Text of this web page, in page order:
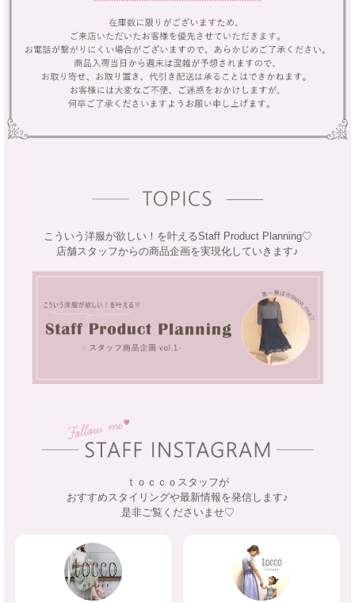
こういう洋服が欲しい！を叶えるStaff Product Planning♡
店舗スタッフからの商品企画を実現化していきます♪
ｔｏｃｃｏスタッフが
おすすめスタイリングや最新情報を発信します♪
是非ご覧くださいませ♡